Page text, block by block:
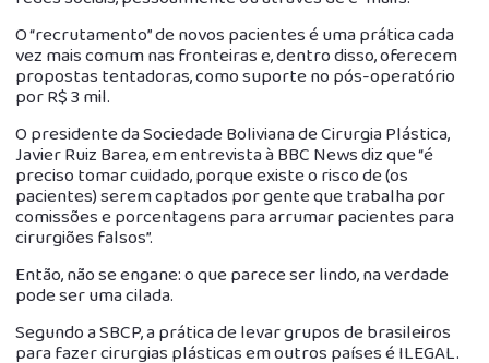
O “recrutamento” de novos pacientes é uma prática cada
vez mais comum nas fronteiras e, dentro disso, oferecem
propostas tentadoras, como suporte no pós-operatório
por R$ 3 mil.
O presidente da Sociedade Boliviana de Cirurgia Plástica,
Javier Ruiz Barea, em entrevista à BBC News diz que “é
preciso tomar cuidado, porque existe o risco de (os
pacientes) serem captados por gente que trabalha por
comissões e porcentagens para arrumar pacientes para
cirurgiões falsos”.
Então, não se engane: o que parece ser lindo, na verdade
pode ser uma cilada.
Segundo a SBCP, a prática de levar grupos de brasileiros
para fazer cirurgias plásticas em outros países é ILEGAL.